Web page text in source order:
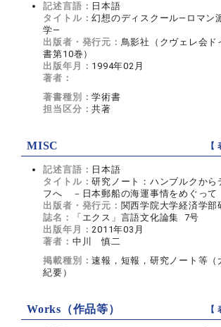
記述言語： 日本語
タイトル：幻想のディスクール―ロマン
学―
出版者・発行元： 鳥影社（クヴェレ会ド
書第10巻）
出版年月： 1994年02月
著者：
著書種別：学術書
担当区分：共著
MISC
記述言語： 日本語
タイトル：研究ノート：ハンブルクから
フへ －日本郵船の海運事情をめぐって
出版者・発行元： 関西学院大学経済学部
誌名：
「エクス」言語文化論集 7号
出版年月：2011年03月
著者： 中川 慎二
掲載種別：速報，短報，研究ノート等（
紀要）
Works（作品等）